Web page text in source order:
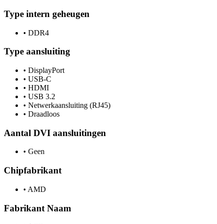
Type intern geheugen
• DDR4
Type aansluiting
• DisplayPort
• USB-C
• HDMI
• USB 3.2
• Netwerkaansluiting (RJ45)
• Draadloos
Aantal DVI aansluitingen
• Geen
Chipfabrikant
• AMD
Fabrikant Naam